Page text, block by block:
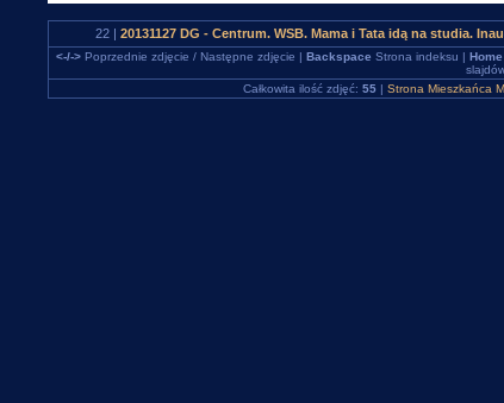
22 | 20131127 DG - Centrum. WSB. Mama i Tata idą na studia.
<-/->Poprzednie zdjęcie / Następne zdjęcie | Backspace Strona indeksu | Home
Całkowita ilość zdjęć: 55 | Strona Mieszkańca